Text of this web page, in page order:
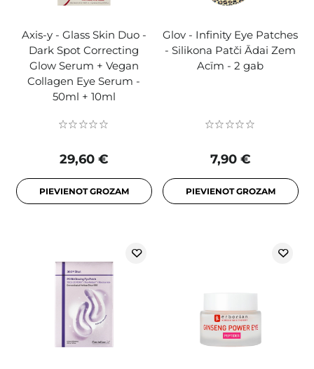
Axis-y - Glass Skin Duo -
Dark Spot Correcting
Glow Serum + Vegan
Collagen Eye Serum -
50ml + 10ml
29,60 €
PIEVIENOT GROZAM
Glov - Infinity Eye Patches
- Silikona Patči Ādai Zem
Acīm - 2 gab
7,90 €
PIEVIENOT GROZAM